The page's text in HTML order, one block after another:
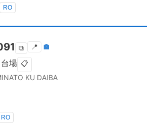
RO
⧉ 📍 🏣
台場 📋
KU DAIBA
RO